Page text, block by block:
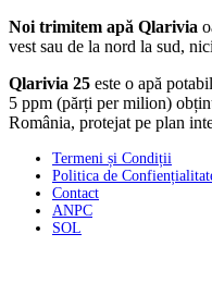
Noi trimitem apă Qlarivia
vest sau de la nord la sud,
Qlarivia 25 este o apă
5 ppm (părți per milion)
România, protejat pe plan
Termeni și Condiții
Politica de
Contact
ANPC
SOL